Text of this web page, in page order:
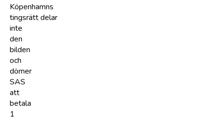
Köpenhamns
tingsrätt delar
inte
den
bilden
och
dömer
SAS
att
betala
1